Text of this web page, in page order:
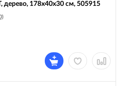
дерево, 178х40х30 см, 505915